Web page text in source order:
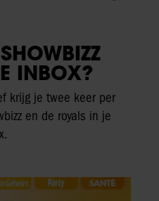
INBOX?
krijg je twee keer per
en de royals in je